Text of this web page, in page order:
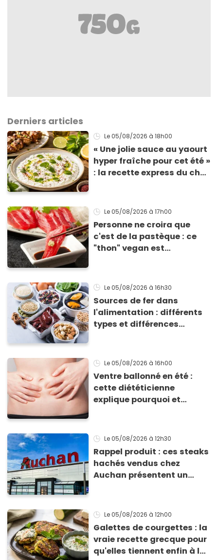
Derniers articles
Le 05/08/2026 à 18h00
« Une jolie sauce au yaourt
hyper fraîche pour cet été »
: la recette express du chef
grillades
Le 05/08/2026 à 17h00
Personne ne croira que
c'est de la pastèque : ce
"thon" vegan est
Le 05/08/2026 à 16h30
Sources de fer dans
l'alimentation : différents
types et différences
Le 05/08/2026 à 16h00
Ventre ballonné en été :
cette diététicienne
explique pourquoi et
Le 05/08/2026 à 12h30
Rappel produit : ces steaks
hachés vendus chez
Auchan présentent un
Le 05/08/2026 à 12h00
Galettes de courgettes : la
vraie recette grecque pour
qu'elles tiennent enfin à la